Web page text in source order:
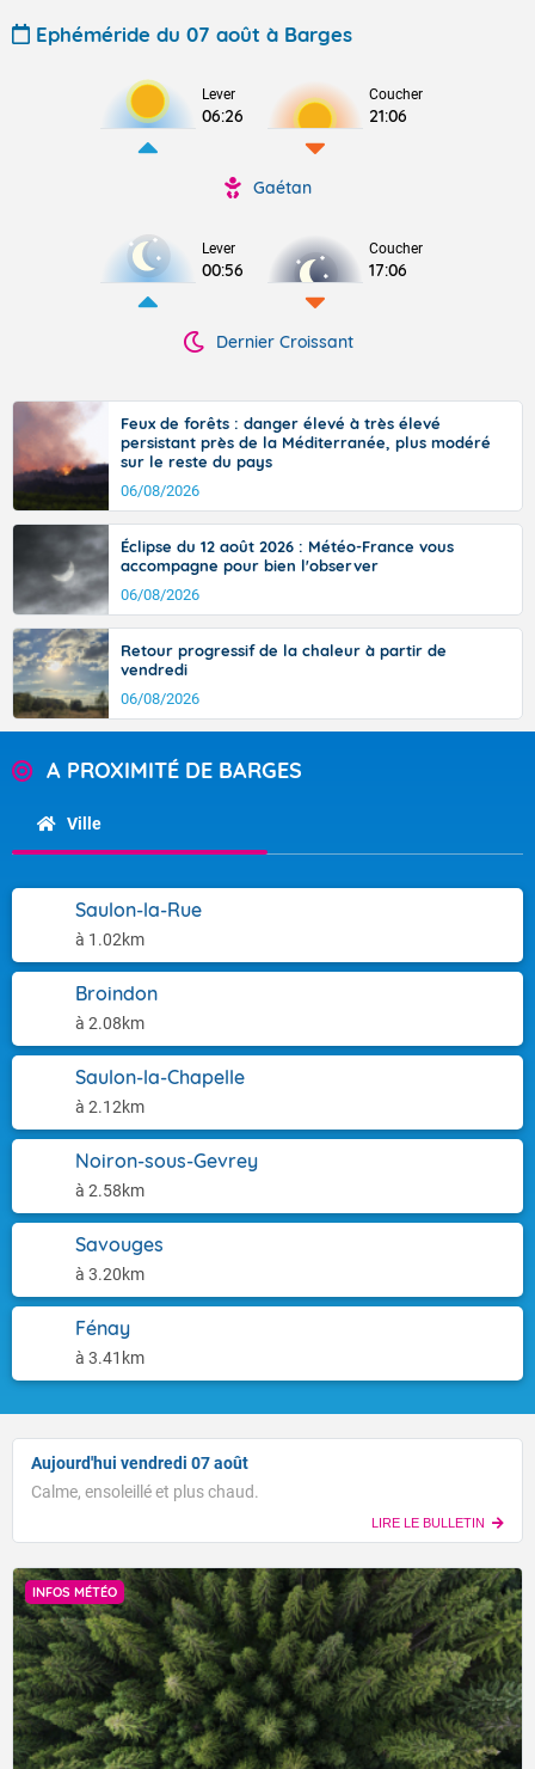
Ephéméride du 07 août à Barges
Lever
06:26
Coucher
21:06
Gaétan
Lever
00:56
Coucher
17:06
Dernier Croissant
Feux de forêts : danger élevé à très élevé
persistant près de la Méditerranée, plus modéré
sur le reste du pays
06/08/2026
Éclipse du 12 août 2026 : Météo-France vous
accompagne pour bien l'observer
06/08/2026
Retour progressif de la chaleur à partir de
vendredi
06/08/2026
A PROXIMITÉ DE BARGES
Ville
Saulon-la-Rue
à 1.02km
Broindon
à 2.08km
Saulon-la-Chapelle
à 2.12km
Noiron-sous-Gevrey
à 2.58km
Savouges
à 3.20km
Fénay
à 3.41km
Aujourd'hui vendredi 07 août
Calme, ensoleillé et plus chaud.
LIRE LE BULLETIN
INFOS MÉTÉO